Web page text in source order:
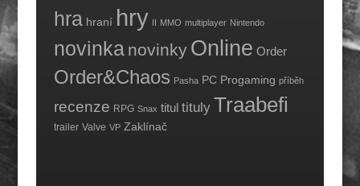
hra hraní hry II MMO multiplayer Nintendo
novinka novinky Online Order
Order&Chaos Pasha PC Progaming příběh
recenze RPG Snax titul tituly Traabefi
trailer Valve VP Zaklínač